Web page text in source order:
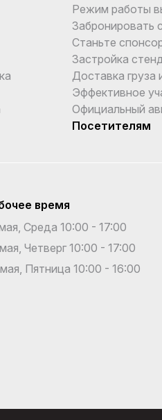
Режим работы
Забронировать
Станьте
Застройка
Доставка груза
Эффективное
Официальный
Посетителям
время
Среда 10:00 - 17:00
Четверг 10:00 - 17:00
Пятница 10:00 - 16:00